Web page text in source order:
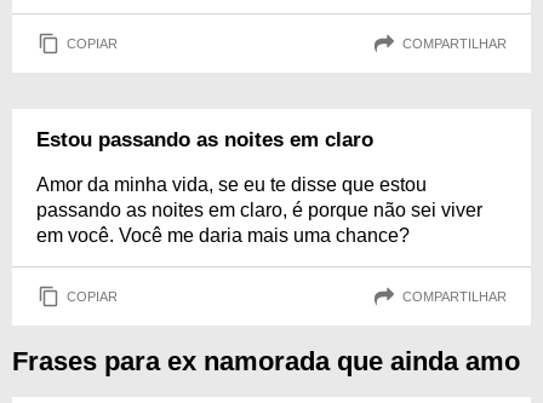
COPIAR COMPARTILHAR
Estou passando as noites em claro
Amor da minha vida, se eu te disse que estou
passando as noites em claro, é porque não sei viver
em você. Você me daria mais uma chance?
COPIAR COMPARTILHAR
Frases para ex namorada que ainda amo